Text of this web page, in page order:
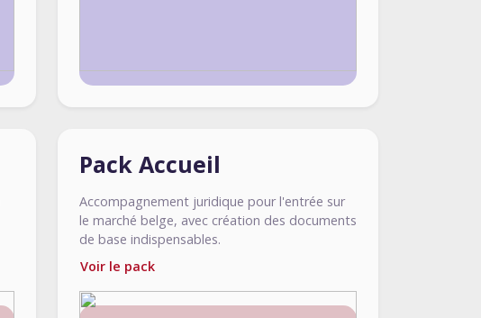
Pack Accueil
Accompagnement juridique pour l'entrée sur
le marché belge, avec création des documents
de base indispensables.
Voir le pack